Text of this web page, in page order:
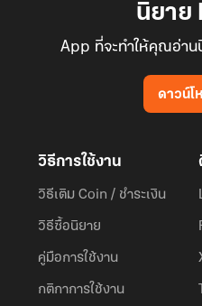
นิยาย
App ที่จะทำให้คุณอ่าน
ดาวน์โ
วิธีการใช้งาน
วิธีเติม Coin / ชำระเงิน
วิธีซื้อนิยาย
คู่มือการใช้งาน
กติกาการใช้งาน